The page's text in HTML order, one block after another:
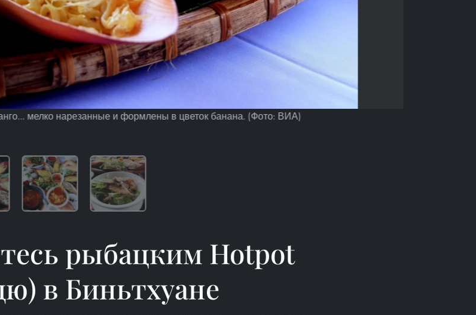
мелко нарезанные и формлены в цветок банана. (Фото: ВИА)
рыбацким Hotpot
в Биньтхуане